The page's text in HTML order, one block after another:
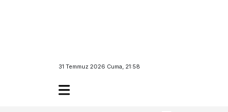
31 Temmuz 2026 Cuma, 21:58